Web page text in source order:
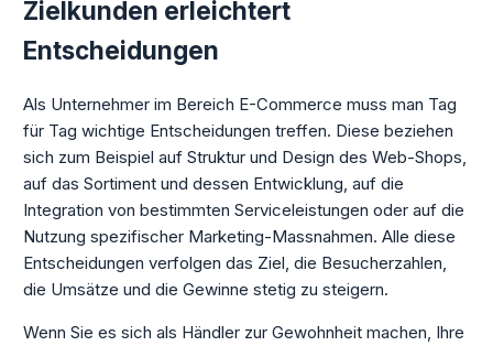
Zielkunden erleichtert
Entscheidungen
Als Unternehmer im Bereich E-Commerce muss man Tag
für Tag wichtige Entscheidungen treffen. Diese beziehen
sich zum Beispiel auf Struktur und Design des Web-Shops,
auf das Sortiment und dessen Entwicklung, auf die
Integration von bestimmten Serviceleistungen oder auf die
Nutzung spezifischer Marketing-Massnahmen. Alle diese
Entscheidungen verfolgen das Ziel, die Besucherzahlen,
die Umsätze und die Gewinne stetig zu steigern.
Wenn Sie es sich als Händler zur Gewohnheit machen, Ihre